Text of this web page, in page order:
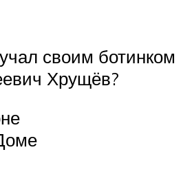
своим ботинком
Хрущёв?